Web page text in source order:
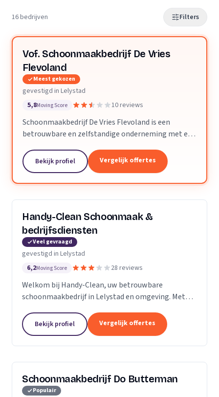
16 bedrijven Filters
Vof. Schoonmaakbedrijf De Vries
Flevoland
Meest gekozen
gevestigd in Lelystad
5,8Moving Score 10 reviews
Schoonmaakbedrijf De Vries Flevoland is een
betrouwbare en zelfstandige onderneming met een
Lelystad en Flevoland. Met een kwart eeuw ervaring
in de...
Bekijk profiel Vergelijk offertes
Handy-Clean Schoonmaak &
bedrijfsdiensten
Veel gevraagd
gevestigd in Lelystad
6,2Moving Score 28 reviews
Welkom bij Handy-Clean, uw betrouwbare
schoonmaakbedrijf in Lelystad en omgeving. Met
in Lelystad, Dronten, Almere en Zwolle, streven wij
ernaar om u...
Bekijk profiel Vergelijk offertes
Schoonmaakbedrijf Do Butterman
Populair